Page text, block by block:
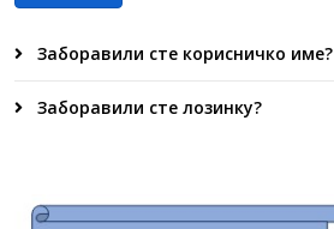
Заборавили сте корисничко име?
Заборавили сте лозинку?